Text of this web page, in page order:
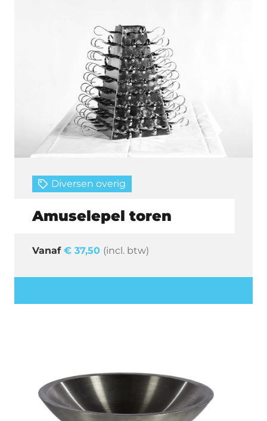
Diversen overig
Amuselepel toren
€ 37,50 (incl. btw)